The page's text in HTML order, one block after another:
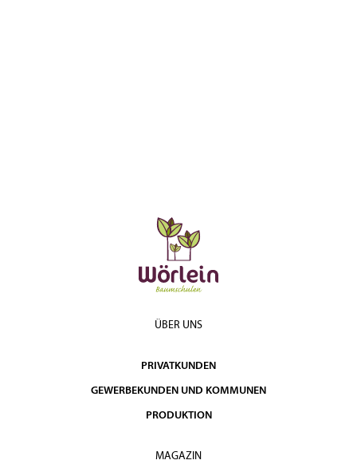
ÜBER UNS
PRIVATKUNDEN
GEWERBEKUNDEN UND KOMMUNEN
PRODUKTION
MAGAZIN